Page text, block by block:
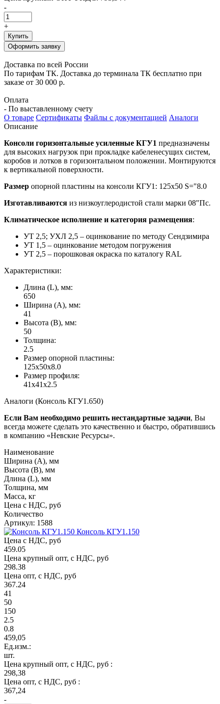
-
+
Купить
Оформить заявку
Доставка по всей России
По тарифам ТК. Доставка до терминала ТК бесплатно при
заказе от 30 000 р.
Оплата
- По выставленному счету
О товаре Сертификаты Файлы с документацией Аналоги
Описание
Консоли горизонтальные усиленные КГУ1 предназначены
для высоких нагрузок при прокладке кабеленесущих систем,
коробов и лотков в горизонтальном положении. Монтируются
к вертикальной поверхности.
Размер опорной пластины на консоли КГУ1: 125х50 S="8.0
Изготавливаются из низкоуглеродистой стали марки 08"Пс.
Климатическое исполнение и категория размещения:
УТ 2,5; УХЛ 2,5 – оцинкование по методу Сендзимира
УТ 1,5 – оцинкование методом погружения
УТ 2,5 – порошковая окраска по каталогу RAL
Характеристики:
Длина (L), мм:
650
Ширина (А), мм:
41
Высота (В), мм:
50
Толщина:
2.5
Размер опорной пластины:
125x50x8.0
Размер профиля:
41x41x2.5
Аналоги (Консоль КГУ1.650)
Если Вам необходимо решить нестандартные задачи, Вы
всегда можете сделать это качественно и быстро, обратившись
в компанию «Невские Ресурсы».
Наименование
Ширина (А), мм
Высота (В), мм
Длина (L), мм
Толщина, мм
Масса, кг
Цена с НДС, руб
Количество
Артикул: 1588
Консоль КГУ1.150
Цена с НДС, руб
459.05
Цена крупный опт, с НДС, руб
298.38
Цена опт, с НДС, руб
367.24
41
50
150
2.5
0.8
459,05
Ед.изм.:
шт.
Цена крупный опт, с НДС, руб :
298,38
Цена опт, с НДС, руб :
367,24
-